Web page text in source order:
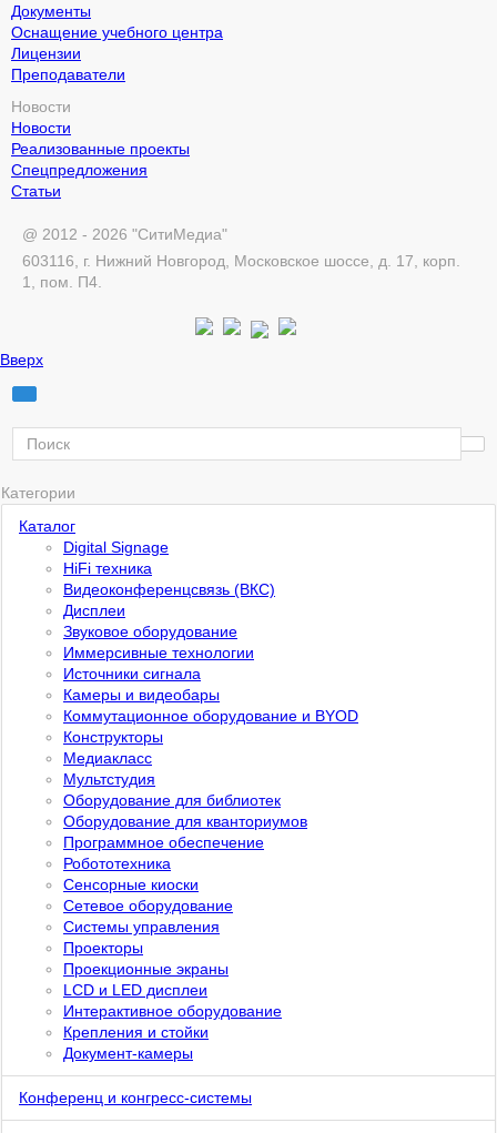
Документы
Оснащение учебного центра
Лицензии
Преподаватели
Новости
Новости
Реализованные проекты
Спецпредложения
Статьи
@ 2012 - 2026 "СитиМедиа"
603116, г. Нижний Новгород, Московское шоссе, д. 17, корп.
1, пом. П4.
Вверх
Категории
Каталог
Digital Signage
HiFi техника
Видеоконференцсвязь (ВКС)
Дисплеи
Звуковое оборудование
Иммерсивные технологии
Источники сигнала
Камеры и видеобары
Коммутационное оборудование и BYOD
Конструкторы
Медиакласс
Мультстудия
Оборудование для библиотек
Оборудование для кванториумов
Программное обеспечение
Робототехника
Сенсорные киоски
Сетевое оборудование
Системы управления
Проекторы
Проекционные экраны
LCD и LED дисплеи
Интерактивное оборудование
Крепления и стойки
Документ-камеры
Конференц и конгресс-системы